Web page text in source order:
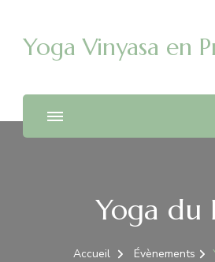
Yoga Vinyasa en
Yoga du
Accueil Évènements